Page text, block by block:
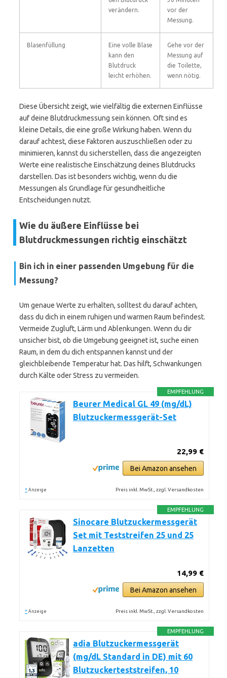
verändern.
vor der
Messung.
Blasenfüllung
Eine volle Blase
kann den
Blutdruck
leicht erhöhen.
Gehe vor der
Messung auf
die Toilette,
wenn nötig.
Diese Übersicht zeigt, wie vielfältig die externen Einflüsse
auf deine Blutdruckmessung sein können. Oft sind es
kleine Details, die eine große Wirkung haben. Wenn du
darauf achtest, diese Faktoren auszuschließen oder zu
minimieren, kannst du sicherstellen, dass die angezeigten
Werte eine realistische Einschätzung deines Blutdrucks
darstellen. Das ist besonders wichtig, wenn du die
Messungen als Grundlage für gesundheitliche
Entscheidungen nutzt.
Wie du äußere Einflüsse bei
Blutdruckmessungen richtig einschätzt
Bin ich in einer passenden Umgebung für die
Messung?
Um genaue Werte zu erhalten, solltest du darauf achten,
dass du dich in einem ruhigen und warmen Raum befindest.
Vermeide Zugluft, Lärm und Ablenkungen. Wenn du dir
unsicher bist, ob die Umgebung geeignet ist, suche einen
Raum, in dem du dich entspannen kannst und der
gleichbleibende Temperatur hat. Das hilft, Schwankungen
durch Kälte oder Stress zu vermeiden.
EMPFEHLUNG
Beurer Medical GL 49 (mg/dL)
Blutzuckermessgerät-Set
22,99 €
Bei Amazon ansehen
* Anzeige Preis inkl. MwSt., zzgl. Versandkosten
EMPFEHLUNG
Sinocare Blutzuckermessgerät
Set mit Teststreifen 25 und 25
Lanzetten
14,99 €
Bei Amazon ansehen
* Anzeige Preis inkl. MwSt., zzgl. Versandkosten
EMPFEHLUNG
adia Blutzuckermessgerät
(mg/dL Standard in DE) mit 60
Blutzuckerteststreifen, 10